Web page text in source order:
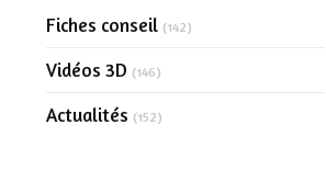
Fiches conseil (142)
Vidéos 3D (146)
Actualités (152)